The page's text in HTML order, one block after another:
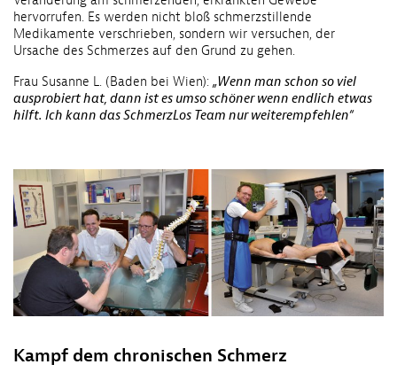
hervorrufen. Es werden nicht bloß schmerzstillende
Medikamente verschrieben, sondern wir versuchen, der
Ursache des Schmerzes auf den Grund zu gehen.
Frau Susanne L. (Baden bei Wien): „Wenn man schon so viel
ausprobiert hat, dann ist es umso schöner wenn endlich etwas
hilft. Ich kann das SchmerzLos Team nur weiterempfehlen“
Kampf dem chronischen Schmerz